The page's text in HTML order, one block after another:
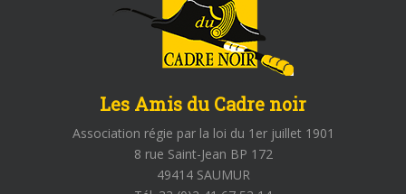
Les Amis du Cadre noir
Association régie par la loi du 1er juillet 1901
8 rue Saint-Jean BP 172
49414 SAUMUR